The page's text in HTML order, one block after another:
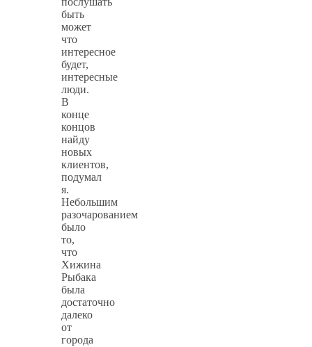
быть
может
что
интересное
будет,
интересные
люди.
В
конце
концов
найду
новых
клиентов,
подумал
я.
Небольшим
разочарованием
было
то,
что
Хижина
Рыбака
была
достаточно
далеко
от
города